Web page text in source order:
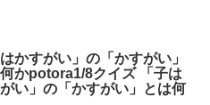
はかすがい」の「かすがい」
かpotora1/8クイズ 「子は
い」の「かすがい」とは何